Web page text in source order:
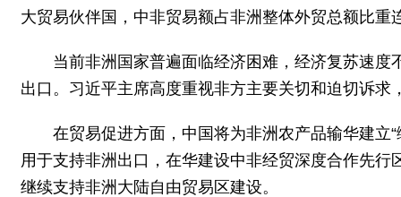
大贸易伙伴国，中非贸易额占非洲整体外贸总额比重
当前非洲国家普遍面临经济困难，经济复苏速
出口。习近平主席高度重视非方主要关切和迫切诉求
在贸易促进方面，中国将为非洲农产品输华建立
用于支持非洲出口，在华建设中非经贸深度合作先
继续支持非洲大陆自由贸易区建设。